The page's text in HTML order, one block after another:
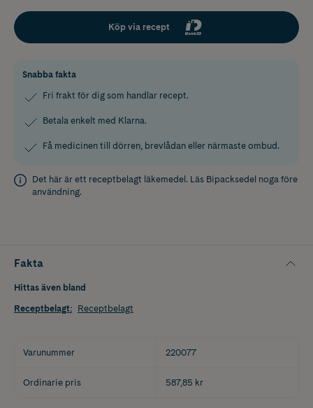
Köp via recept
Snabba fakta
Fri frakt för dig som handlar recept.
Betala enkelt med Klarna.
Få medicinen till dörren, brevlådan eller närmaste ombud.
Det här är ett receptbelagt läkemedel. Läs Bipacksedel noga före
användning.
Fakta
Hittas även bland
Receptbelagt: Receptbelagt
Varunummer 220077
Ordinarie pris 587,85 kr